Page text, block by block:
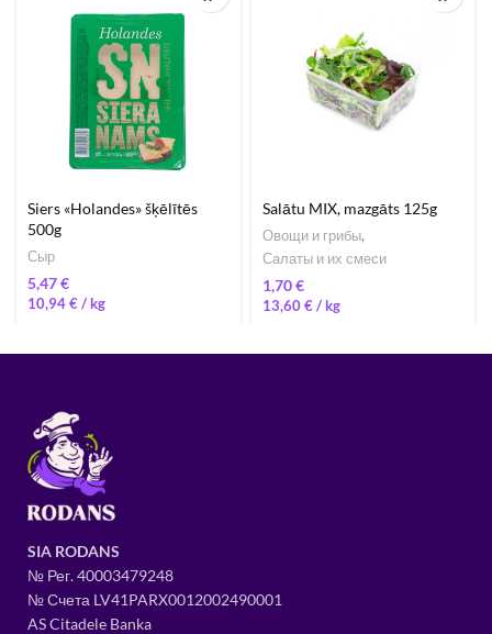
Siers «Holandes» šķēlītēs
500g
Сыр
€
10,94€/
Salātu MIX, mazgāts 125g
Овощи и грибы,
Салаты и их смеси
€
13,60€ /
SIA RODANS
№ Рег.40003479248
№ Счета LV41PARX0012002490001
AS Citadele Banka